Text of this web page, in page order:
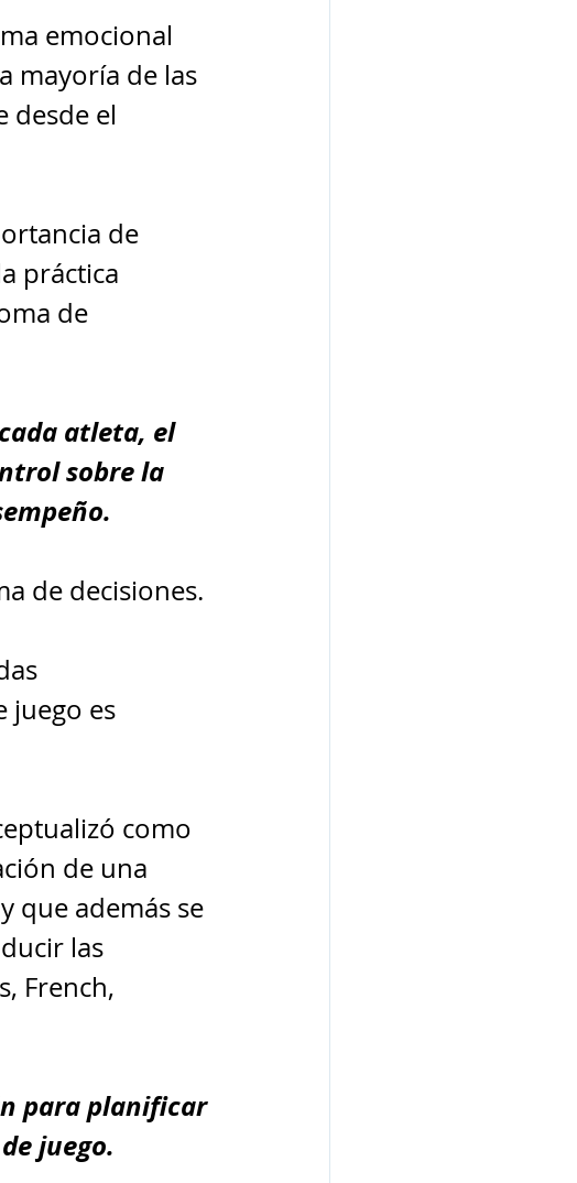
emocional
mayoría de las
desde el
de
práctica
de
atleta, el
sobre la
de decisiones.
juego es
como
de una
que además se
las
French,
para planificar
juego.